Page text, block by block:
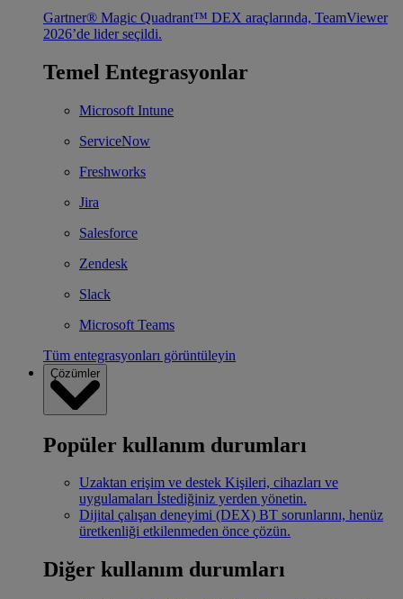
Gartner® Magic Quadrant™ DEX araçlarında, TeamViewer
2026’de lider seçildi.
Temel Entegrasyonlar
Microsoft Intune
ServiceNow
Freshworks
Jira
Salesforce
Zendesk
Slack
Microsoft Teams
Tüm entegrasyonları görüntüleyin
Çözümler
Popüler kullanım durumları
Uzaktan erişim ve destek Kişileri, cihazları ve
uygulamaları İstediğiniz yerden yönetin.
Dijital çalışan deneyimi (DEX) BT sorunlarını, henüz
üretkenliği etkilenmeden önce çözün.
Diğer kullanım durumları